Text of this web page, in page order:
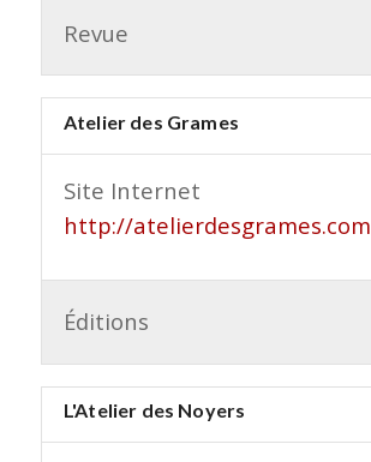
Revue
Atelier des Grames
Site Internet
http://atelierdesgrames.com
Éditions
L'Atelier des Noyers